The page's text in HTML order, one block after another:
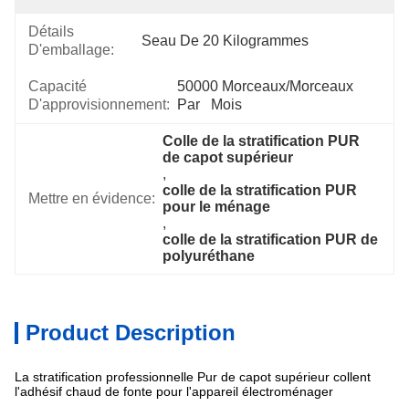
Détails
D'emballage:
Seau De 20 Kilogrammes
Capacité
D'approvisionnement:
50000 Morceaux/morceaux
Par   Mois
Mettre en évidence:
Colle de la stratification PUR
de capot supérieur
,
colle de la stratification PUR
pour le ménage
,
colle de la stratification PUR de
polyuréthane
Product Description
La stratification professionnelle Pur de capot supérieur collent
l'adhésif chaud de fonte pour l'appareil électroménager